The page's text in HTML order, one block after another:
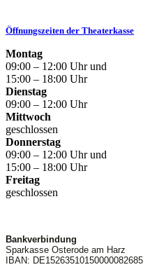
Öffnungszeiten der Theaterkasse
Montag
09:00 – 12:00 Uhr und
15:00 – 18:00 Uhr
Dienstag
09:00 – 12:00 Uhr
Mittwoch
geschlossen
Donnerstag
09:00 – 12:00 Uhr und
15:00 – 18:00 Uhr
Freitag
geschlossen
Bankverbindung
Sparkasse Osterode am Harz
IBAN: DE15263510150000082685